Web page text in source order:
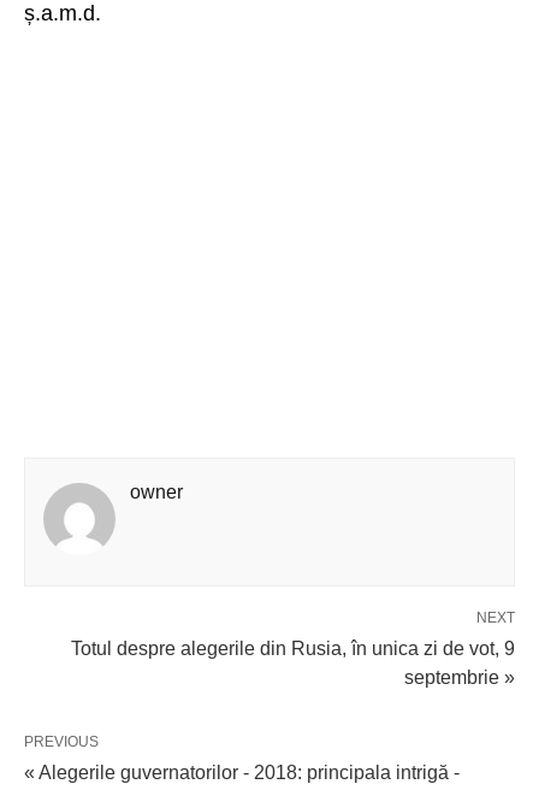
ș.a.m.d.
owner
NEXT
Totul despre alegerile din Rusia, în unica zi de vot, 9
septembrie »
PREVIOUS
« Alegerile guvernatorilor - 2018: principala intrigă -